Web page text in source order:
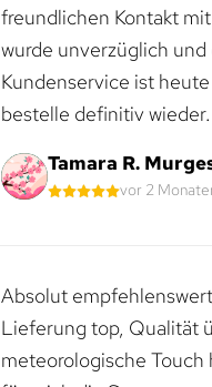
freundlichen Kontakt
wurde unverzüglich
Kundenservice ist
bestelle definitiv wieder.
Tamara R.
vor 2
Absolut
Lieferung top, Qualität
meteorologische